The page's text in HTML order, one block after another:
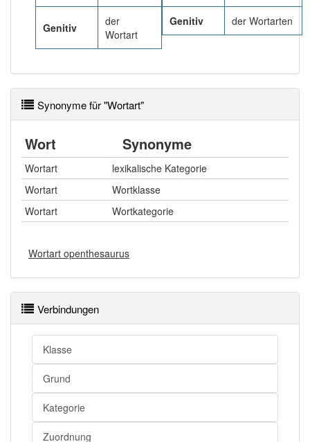
Genitiv
der
Wortart
Genitiv der Wortarten
Synonyme für "Wortart"
Wort Synonyme
Wortart
lexikalische Kategorie
Wortart
Wortklasse
Wortart
Wortkategorie
Wortart openthesaurus
Verbindungen
Klasse
Grund
Kategorie
Zuordnung